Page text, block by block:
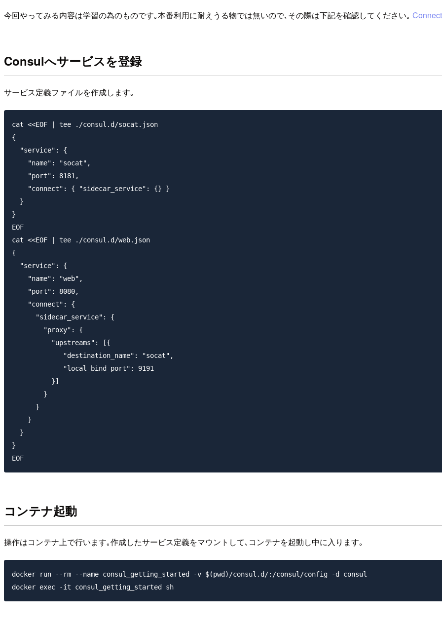
今回やってみる内容は学習の為のものです｡本番利用に耐えうる物では無いので､その際は下記を確認してください｡
Consulへサービスを登録
サービス定義ファイルを作成します｡
cat <<EOF | tee ./consul.d/socat.json
{
  "service": {
    "name": "socat",
    "port": 8181,
    "connect": { "sidecar_service": {} }
  }
}
EOF
cat <<EOF | tee ./consul.d/web.json
{
  "service": {
    "name": "web",
    "port": 8080,
    "connect": {
      "sidecar_service": {
        "proxy": {
          "upstreams": [{
             "destination_name": "socat",
             "local_bind_port": 9191
          }]
        }
      }
    }
  }
}
コンテナ起動
操作はコンテナ上で行います｡作成したサービス定義をマウントして､コンテナを起動し中に入ります｡
docker run --rm --name consul_getting_started -v $(pwd)/consul.d/:/consul/config -d consul